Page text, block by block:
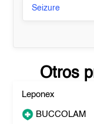
Seizure
Otros
Leponex
BUCCOLAM